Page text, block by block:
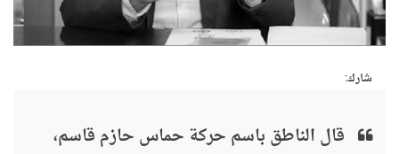
شارك:
قال الناطق باسم حركة حماس حازم قاسم،